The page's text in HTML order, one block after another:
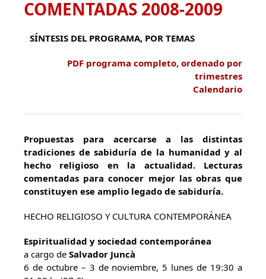
COMENTADAS 2008-2009
SÍNTESIS DEL PROGRAMA, POR TEMAS
PDF programa completo, ordenado por
trimestres
Calendario
Propuestas para acercarse a las distintas
tradiciones de sabiduría de la humanidad y al
hecho religioso en la actualidad. Lecturas
comentadas para conocer mejor las obras que
constituyen ese amplio legado de sabiduría.
HECHO RELIGIOSO Y CULTURA CONTEMPORÁNEA
Espiritualidad y sociedad contemporánea
a cargo de Salvador Juncà
6 de octubre – 3 de noviembre, 5 lunes de 19:30 a